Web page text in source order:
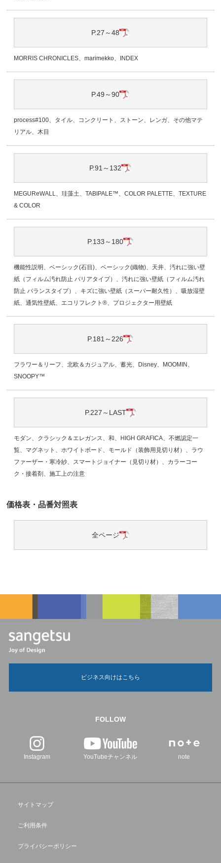
P.27～48
MORRIS CHRONICLES、marimekko、INDEX
P.49～90
process#100、タイル、コンクリート、ストーン、レンガ、その他マテ
リアル、木目
P.91～132
MEGUReWALL、珪藻土、TABIPALE™、COLOR PALETTE、TEXTURE
& COLOR
P.133～180
機能性説明、ベーシック(石目)、ベーシック(織物)、天井、汚れに強い壁
紙（フィルム汚れ防止 バリアタイプ）、汚れに強い壁紙（フィルム汚れ
防止 バランスタイプ）、キズに強い壁紙（スーパー耐久性）、吸放湿壁
紙、通気性壁紙、エコリフレクト®、プロジェクター用壁紙
P.181～226
フラワー＆リーフ、北欧＆カジュアル、蓄光、Disney、MOOMIN、
SNOOPY™
P.227～LAST
モダン、クラシック＆エレガンス、和、HIGH GRAFICA、不燃認定一
覧、マグネット、ホワイトボード、モールド（装飾用見切り材）、ラウ
ファーザー・寒冷紗、スマートジョイナー（見切り材）、カラーコー
ク・接着剤、施工上の注意
価格表・品番対照表
全ページ
ビジネス向けはこちら
FOLLOW
Instagram YouTubeチャンネル note
サイトマップ
ご利用条件
プライバシーポリシー